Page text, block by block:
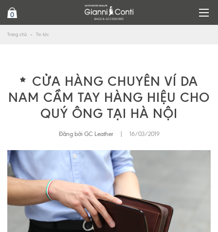
0
Trang chủ Tin tức
CỬA HÀNG CHUYÊN VÍ DA
NAM CẦM TAY HÀNG HIỆU CHO
QUÝ ÔNG TẠI HÀ NỘI
Đăng bởi GC Leather 16/03/2019